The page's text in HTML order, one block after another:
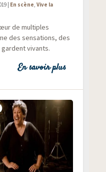
| En scène ,Vive la
de mul­tiples
des sen­sa­tions, des
vivants.
En savoir plus